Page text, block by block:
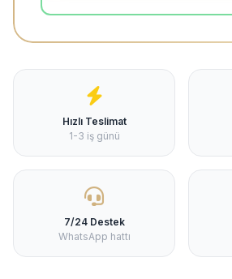
Hızlı Teslimat
1-3 iş günü
7/24 Destek
WhatsApp hattı